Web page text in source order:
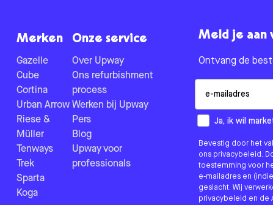
Merken
Gazelle
Cube
Cortina
Urban Arrow
Riese &
Müller
Tenways
Trek
Sparta
Koga
Onze service
Over Upway
Ons refurbishment
process
Werken bij Upway
Pers
Blog
Upway voor
professionals
Meld je aan
Ontvang de
How would you
Ja, ik wil
Bevestig door het
ons privacybeleid.
toestemming voor
e-mailadres en
geslacht. Wij
privacybeleid en de